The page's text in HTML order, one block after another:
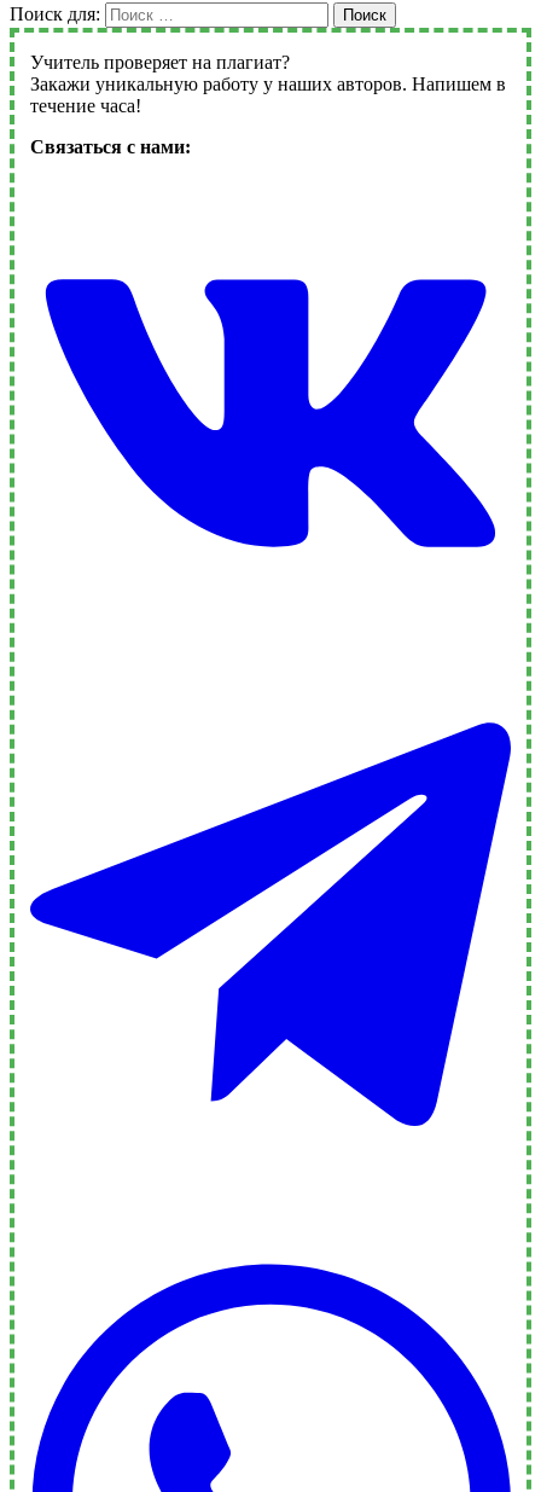
Поиск для: Поиск
Учитель проверяет на плагиат?
Закажи уникальную работу у наших авторов. Напишем в
течение часа!
Связаться с нами: